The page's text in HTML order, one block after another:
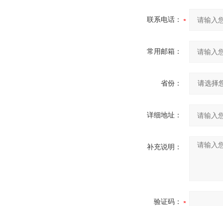
联系电话：
常用邮箱：
省份：
详细地址：
补充说明：
验证码：